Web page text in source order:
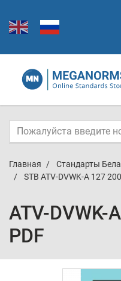
Главная Стандарты
STB ATV-DVWK-A 127
ATV-DVWK-
PDF